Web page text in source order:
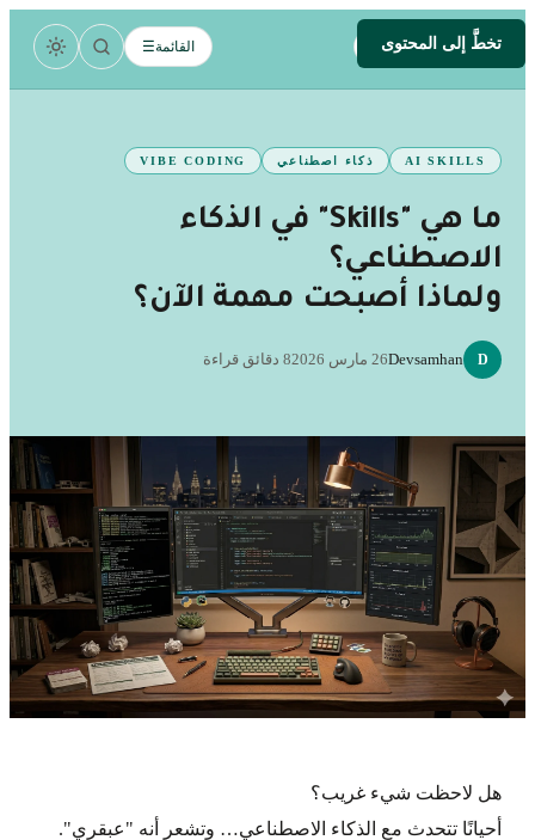
تخطَّ إلى المحتوى
DEV
devsamhan القائمة☰
AI SKILLS ذكاء اصطناعي VIBE CODING
ما هي "Skills" في الذكاء
الاصطناعي؟
ولماذا أصبحت مهمة الآن؟
D
Devsamhan26 مارس 2026 8 دقائق قراءة
هل لاحظت شيء غريب؟
أحيانًا تتحدث مع الذكاء الاصطناعي… وتشعر أنه "عبقري".